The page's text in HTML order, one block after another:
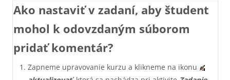
Ako nastaviť v zadaní, aby študent
mohol k odovzdaným súborom
pridať komentár?
Zapneme upravovanie kurzu a klikneme na ikonu